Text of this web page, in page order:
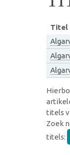
Titel
titels
Zoek
titels: